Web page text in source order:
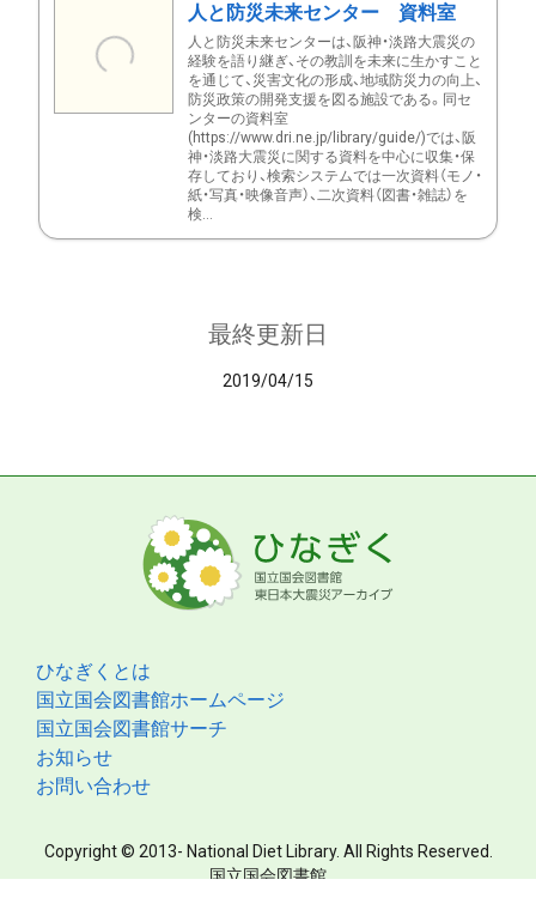
人と防災未来センター 資料室
人と防災未来センターは、阪神・淡路大震災の
経験を語り継ぎ、その教訓を未来に生かすこと
を通じて、災害文化の形成、地域防災力の向上、
防災政策の開発支援を図る施設である。同セ
ンターの資料室
(https://www.dri.ne.jp/library/guide/)では、阪
神・淡路大震災に関する資料を中心に収集・保
存しており、検索システムでは一次資料（モノ・
紙・写真・映像音声）、二次資料（図書・雑誌）を
検...
最終更新日
2019/04/15
ひなぎくとは
国立国会図書館ホームページ
国立国会図書館サーチ
お知らせ
お問い合わせ
Copyright © 2013- National Diet Library. All Rights Reserved.